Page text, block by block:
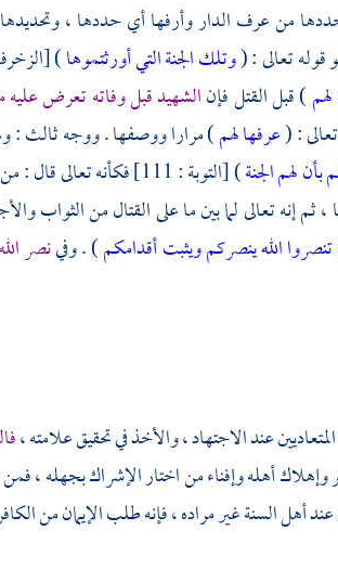
من عرف الدار وأرفها أي حددها ،
وتلك الجنة التي أورثتموها
) قبل القتل فإنالشهيد قبل وفاته تعرض عليه
: (عرفها لهم) مرارا ووصفها . ووجه ثالث :
لهم الجنة
) [التوبة : 111] فكأنه تعالى
تعالى لما بين ما على القتال من الثواب
تنصروا الله ينصركم ويثبت أقدامكم) . وفينصر
عند الاجتهاد ، والأخذ في تحقيق علامته ،
وإهلاك أهله وإفناء من اختار الإشراك بجهله ،
أهل السنة غير مراده ، فإنه طلب الإيمان من